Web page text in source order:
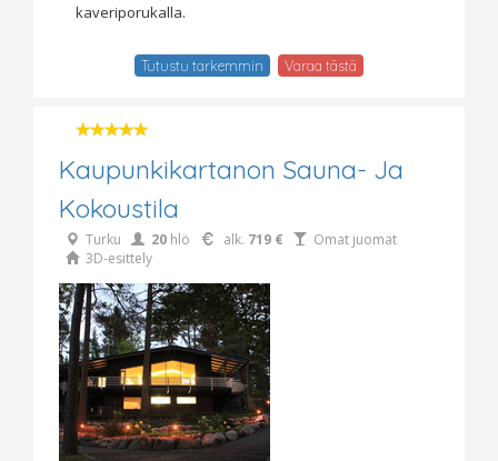
kaveriporukalla.
Tutustu tarkemmin Varaa tästä
Kaupunkikartanon Sauna- Ja
Kokoustila
Turku 20 hlö alk. 719 €
Omat juomat
3D-esittely